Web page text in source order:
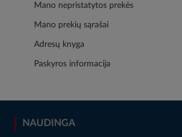
Mano nepristatytos prekės
Mano prekių sąrašai
Adresų knyga
Paskyros informacija
NAUDINGA